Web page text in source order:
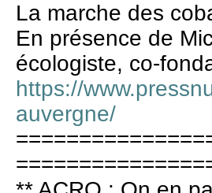
La marche des
En présence de
écologiste, co-
https://
auvergne/